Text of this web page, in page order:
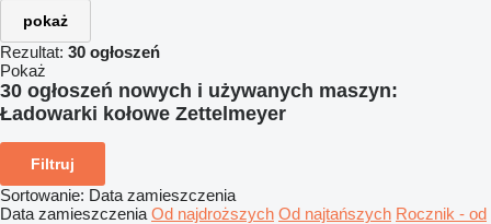
pokaż
Rezultat: 30 ogłoszeń
Pokaż
30 ogłoszeń nowych i używanych maszyn:
Ładowarki kołowe Zettelmeyer
Filtruj
Sortowanie: Data zamieszczenia
Data zamieszczenia Od najdroższych Od najtańszych Rocznik - od